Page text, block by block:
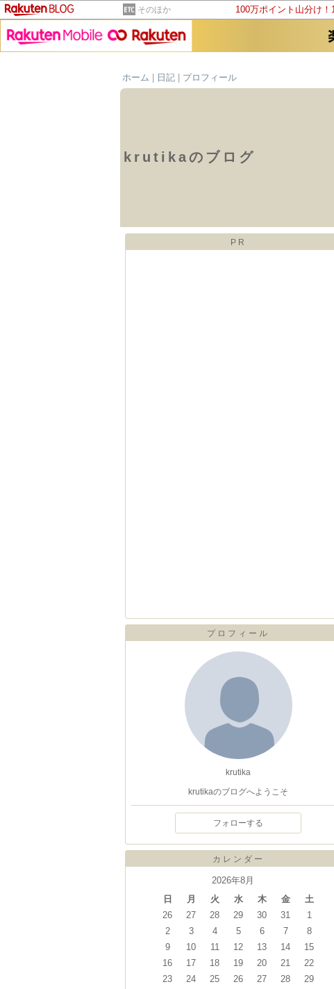
そのほか 100万ポイント山分け
ホーム
日記 プロフィール
krutikaのブログ
PR
プロフィール
krutika
krutikaのブログへようこそ
フォローする
カレンダー
2026年8月
日
月 火 水 木 金
土
26
27 28 29 30 31
1
2
3 4 5 6 7
8
9
10 11 12 13 14
15
16
17 18 19 20 21
22
23
24 25 26 27 28
29